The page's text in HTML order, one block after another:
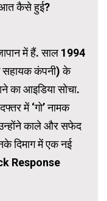
कैसे हुई?
में हैं. साल 1994
सहायक कंपनी) के
का आइडिया सोचा.
में ‘गो’ नामक
काले और सफेद
दिमाग में एक नई
Response